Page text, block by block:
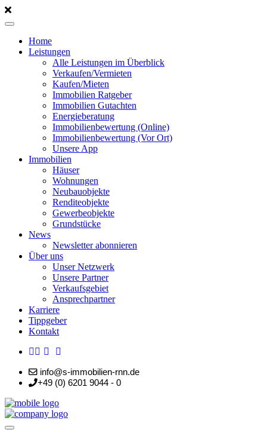
Home
Leistungen
Alle Leistungen im Überblick
Verkaufen/Vermieten
Kaufen/Mieten
Immobilien Ratgeber
Immobilien Gutachten
Energieberatung
Immobilienbewertung (Online)
Immobilienbewertung (Vor Ort)
Unsere App
Immobilien
Häuser
Wohnungen
Neubauobjekte
Renditeobjekte
Gewerbeobjekte
Grundstücke
News
Newsletter abonnieren
Über uns
Unser Netzwerk
Unsere Partner
Verkaufsgebiet
Ansprechpartner
Karriere
Tippgeber
Kontakt
info@s-immobilien-rnn.de
+49 (0) 6201 9044 - 0